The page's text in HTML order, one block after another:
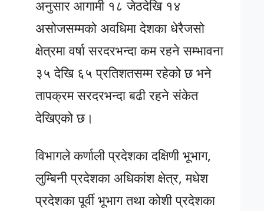
अनुसार आगामी १८ जेठदेखि १४
असोजसम्मको अवधिमा देशका धेरैजसो
क्षेत्रमा वर्षा सरदरभन्दा कम रहने सम्भावना
३५ देखि ६५ प्रतिशतसम्म रहेको छ भने
तापक्रम सरदरभन्दा बढी रहने संकेत
देखिएको छ।
विभागले कर्णाली प्रदेशका दक्षिणी भूभाग,
लुम्बिनी प्रदेशका अधिकांश क्षेत्र, मधेश
प्रदेशका पूर्वी भूभाग तथा कोशी प्रदेशका